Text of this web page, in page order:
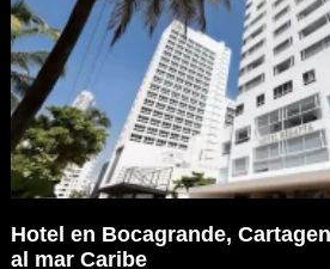
Hotel en Bocagrande,
al mar Caribe